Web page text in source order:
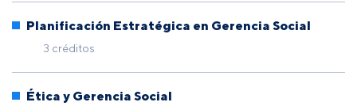
Planificación Estratégica en Gerencia Social
3 créditos
Ética y Gerencia Social